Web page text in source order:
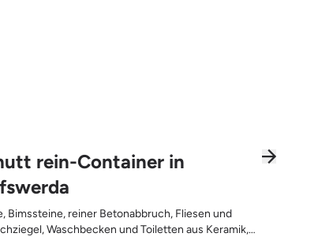
rein-Container in
Bimssteine, reiner Betonabbruch, Fliesen und
Waschbecken und Toiletten aus Keramik,